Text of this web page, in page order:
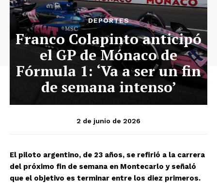
DEPORTES
Franco Colapinto anticipó
el GP de Mónaco de
Fórmula 1: ‘Va a ser un fin
de semana intenso’
2 de junio de 2026
El piloto argentino, de 23 años, se refirió a la carrera
del próximo fin de semana en Montecarlo y señaló
que el objetivo es terminar entre los diez primeros.